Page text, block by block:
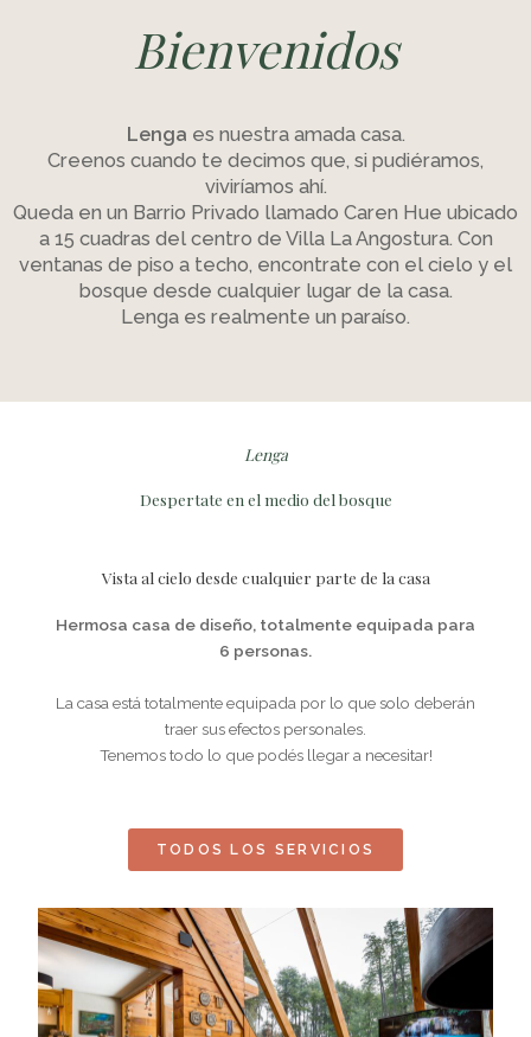
Bienvenidos
Lenga es nuestra amada casa.
Creenos cuando te decimos que, si pudiéramos,
viviríamos ahí.
Queda en un Barrio Privado llamado Caren Hue ubicado
a 15 cuadras del centro de Villa La Angostura. Con
ventanas de piso a techo, encontrate con el cielo y el
bosque desde cualquier lugar de la casa.
Lenga es realmente un paraíso.
Lenga
Despertate en el medio del bosque
Vista al cielo desde cualquier parte de la casa
Hermosa casa de diseño, totalmente equipada para
6 personas.
La casa está totalmente equipada por lo que solo deberán
traer sus efectos personales.
Tenemos todo lo que podés llegar a necesitar!
TODOS LOS SERVICIOS